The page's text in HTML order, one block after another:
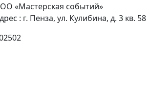
«Мастерская событий»
: г. Пенза, ул. Кулибина, д. 3 кв. 58